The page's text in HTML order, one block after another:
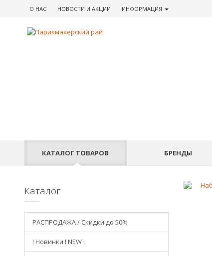
О НАС НОВОСТИ И АКЦИИ ИНФОРМАЦИЯ
КАТАЛОГ ТОВАРОВ БРЕНДЫ
Каталог
РАСПРОДАЖА / Скидки до 50%
! Новинки ! NEW !